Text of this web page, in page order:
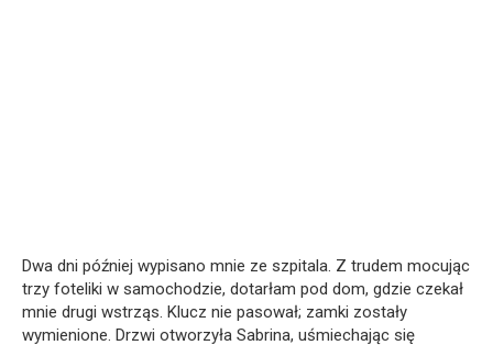
Dwa dni później wypisano mnie ze szpitala. Z trudem mocując
trzy foteliki w samochodzie, dotarłam pod dom, gdzie czekał
mnie drugi wstrząs. Klucz nie pasował; zamki zostały
wymienione. Drzwi otworzyła Sabrina, uśmiechając się